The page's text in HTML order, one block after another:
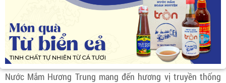
Nước Mắm Hương Trung mang đến hương vị truyền thống